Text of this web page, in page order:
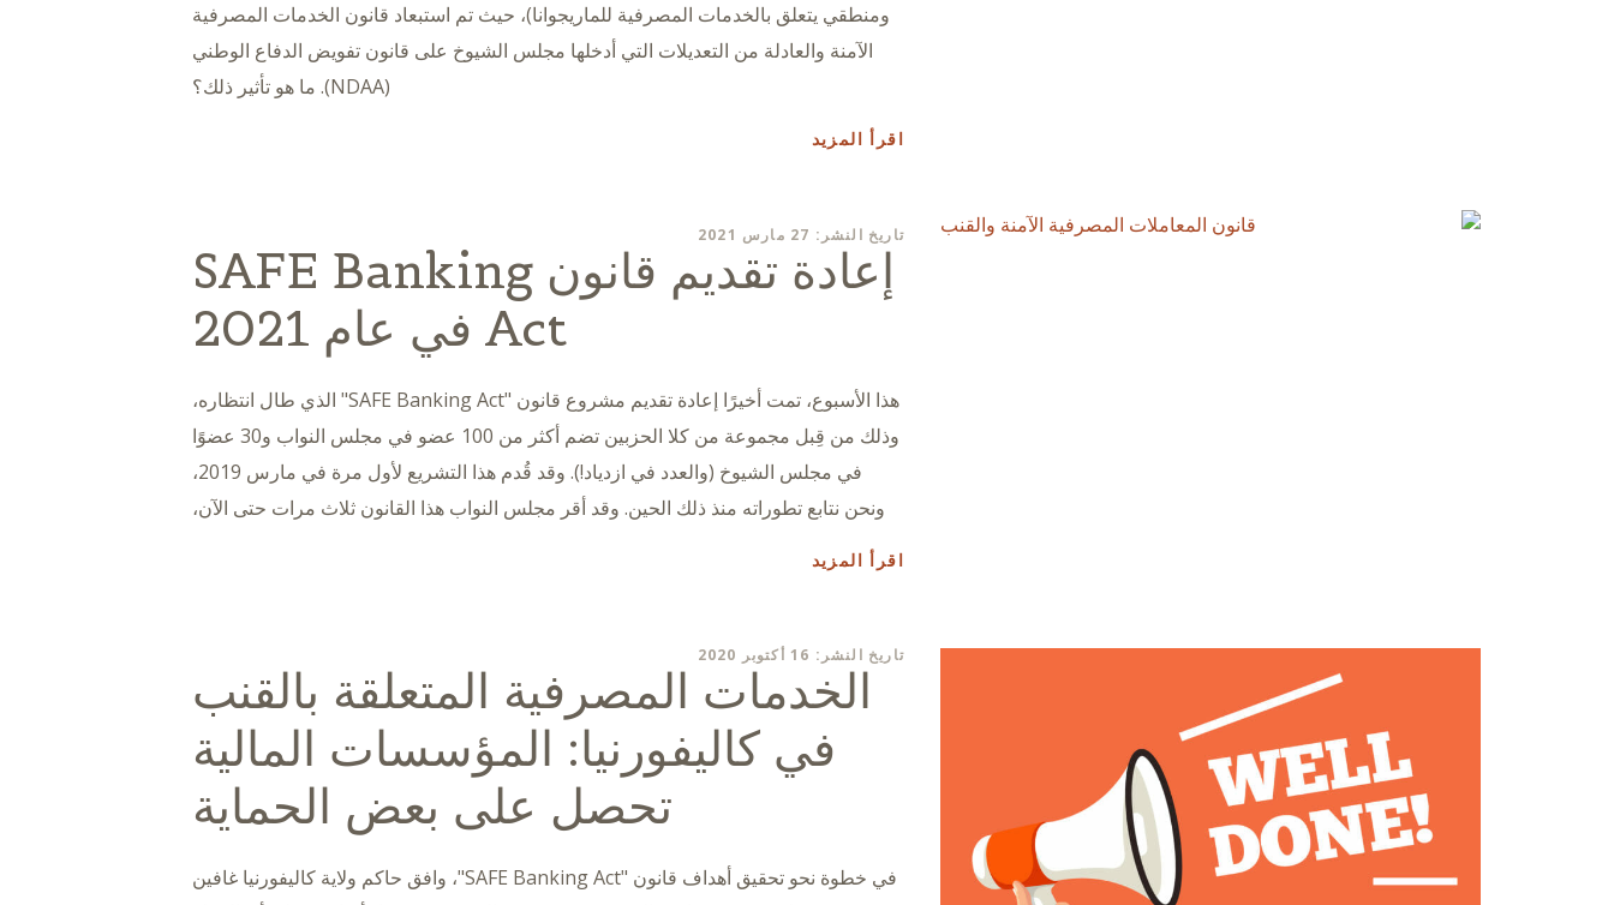
ومنطقي يتعلق بالخدمات المصرفية للماريجوانا)، حيث تم استبعاد قانون الخدمات المصرفية
الآمنة والعادلة من التعديلات التي أدخلها مجلس الشيوخ على قانون تفويض الدفاع الوطني
(NDAA). ما هو تأثير ذلك؟
اقرأ المزيد
تاريخ النشر: 27 مارس 2021
إعادة تقديم قانون SAFE Banking
Act في عام 2021
هذا الأسبوع، تمت أخيرًا إعادة تقديم مشروع قانون "SAFE Banking Act" الذي طال انتظاره،
وذلك من قِبل مجموعة من كلا الحزبين تضم أكثر من 100 عضو في مجلس النواب و30 عضوًا
في مجلس الشيوخ (والعدد في ازدياد!). وقد قُدم هذا التشريع لأول مرة في مارس 2019،
ونحن نتابع تطوراته منذ ذلك الحين. وقد أقر مجلس النواب هذا القانون ثلاث مرات حتى الآن،
اقرأ المزيد
تاريخ النشر: 16 أكتوبر 2020
الخدمات المصرفية المتعلقة بالقنب
في كاليفورنيا: المؤسسات المالية
تحصل على بعض الحماية
في خطوة نحو تحقيق أهداف قانون "SAFE Banking Act"، وافق حاكم ولاية كاليفورنيا غافين